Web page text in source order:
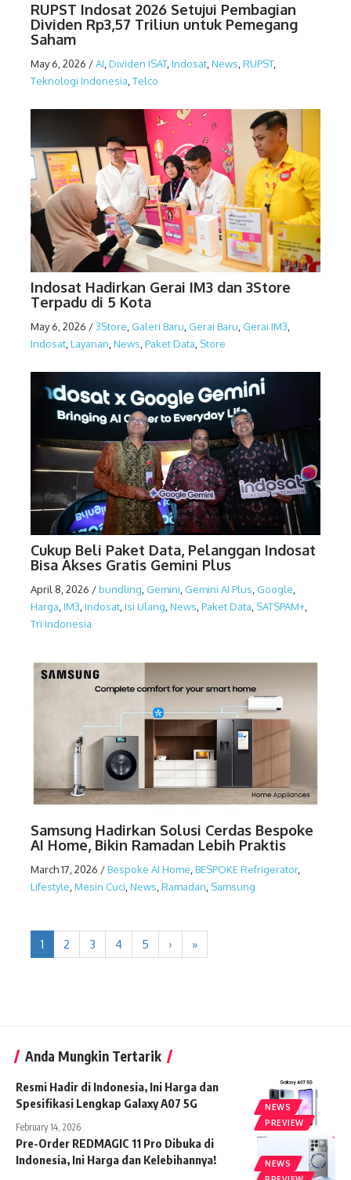
RUPST Indosat 2026 Setujui Pembagian
Dividen Rp3,57 Triliun untuk Pemegang
Saham
May 6, 2026 /AI Dividen ISAT, Indosat News RUPST,
Teknologi Indonesia Telco
Indosat Hadirkan Gerai IM3 dan 3Store
Terpadu di 5 Kota
May 6, 2026 /3Store Galeri Baru Gerai Baru Gerai IM3
Indosat Layanan News Paket Data Store
Cukup Beli Paket Data, Pelanggan Indosat
Bisa Akses Gratis Gemini Plus
April 8, 2026 /bundling, Gemini, Gemini AI Plus, Google,
Harga,IM3,Indosat,Isi Ulang,News,Paket Data, SATSPAM+,
Tri Indonesia
Samsung Hadirkan Solusi Cerdas Bespoke
AI Home, Bikin Ramadan Lebih Praktis
March 17, 2026 /Bespoke AI Home,BESPOKE Refrigerator,
Lifestyle,Mesin Cuci,News,Ramadan, Samsung
1 2 3 4 5 › »
Anda Mungkin Tertarik
NEWS
PREVIEW
Resmi Hadir di Indonesia, Ini Harga dan
Spesifikasi Lengkap Galaxy A07 5G
February 14, 2026
NEWS
Pre-Order REDMAGIC 11 Pro Dibuka di
Indonesia, Ini Harga dan Kelebihannya!